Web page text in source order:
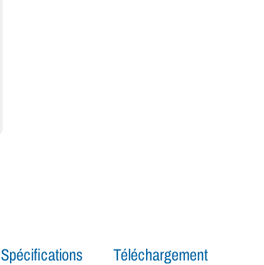
Spécifications Téléchargement